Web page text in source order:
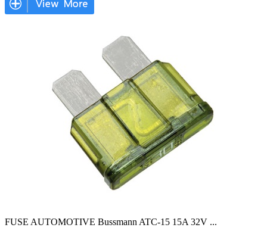
FUSE AUTOMOTIVE Bussmann ATC-15 15A 32V ...